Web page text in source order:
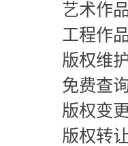
艺术作
工程作
版权维
免费查
版权变
版权转